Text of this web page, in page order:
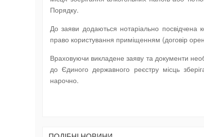
Порядку.
До заяви додаються нотаріально посвідчена
право користування приміщенням (договір
Враховуючи викладене заяву та документи
до Єдиного державного реєстру місць
нарочно.